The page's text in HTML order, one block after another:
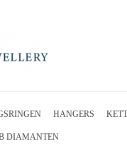
HANGERS
DIAMANTEN